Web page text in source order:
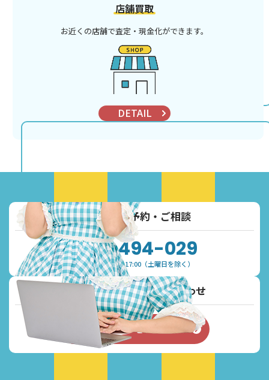
店舗買取
お近くの店舗で査定・現金化ができます。
DETAIL
お電話でご予約・ご相談
0120-494-029
受付時間：9:30~17:00（土曜日を除く）
メールでご予約・お問い合わせ
お問い合わせフォーム